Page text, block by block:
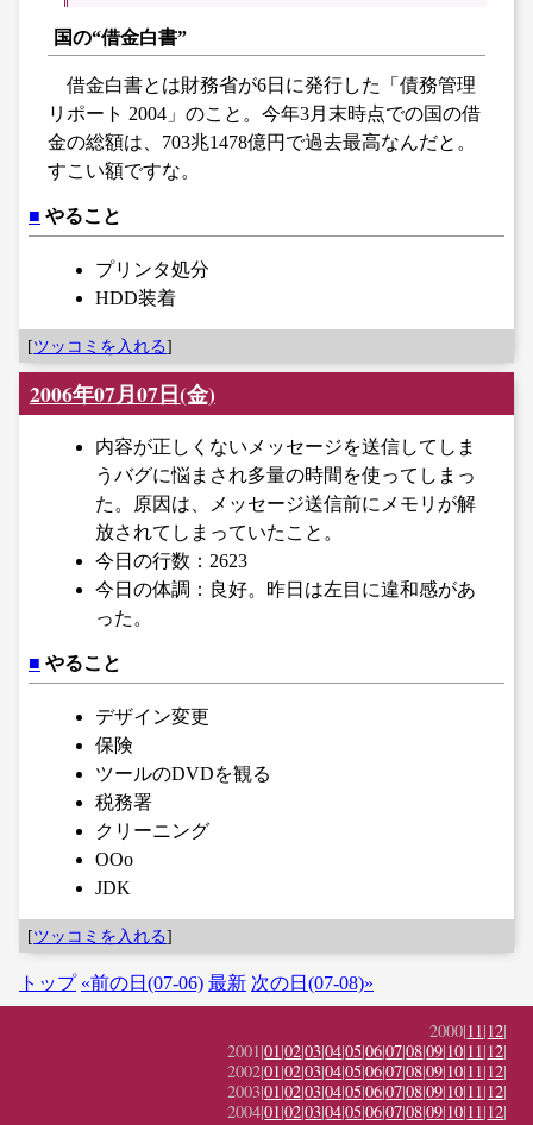
国の“借金白書”
借金白書とは財務省が6日に発行した「債務管理
リポート 2004」のこと。今年3月末時点での国の借
金の総額は、703兆1478億円で過去最高なんだと。
すこい額ですな。
■ やること
プリンタ処分
HDD装着
[ツッコミを入れる]
2006年07月07日(金)
内容が正しくないメッセージを送信してしま
うバグに悩まされ多量の時間を使ってしまっ
た。原因は、メッセージ送信前にメモリが解
放されてしまっていたこと。
今日の行数：2623
今日の体調：良好。昨日は左目に違和感があ
った。
■ やること
デザイン変更
保険
ツールのDVDを観る
税務署
クリーニング
OOo
JDK
[ツッコミを入れる]
トップ «前の日(07-06) 最新 次の日(07-08)»
2000|11|12|
2001|01|02|03|04|05|06|07|08|09|10|11|12|
2002|01|02|03|04|05|06|07|08|09|10|11|12|
2003|01|02|03|04|05|06|07|08|09|10|11|12|
2004|01|02|03|04|05|06|07|08|09|10|11|12|